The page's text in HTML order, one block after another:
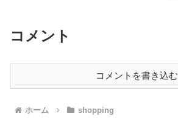
コメント
コメントを書き込む
ホーム shopping